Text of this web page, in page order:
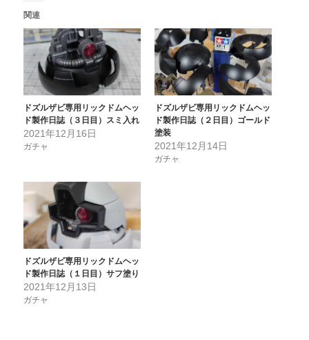
関連
ドズルザビ専用リックドムヘッ
ド製作日誌（３日目）スミ入れ
2021年12月16日
ガチャ
ドズルザビ専用リックドムヘッ
ド製作日誌（２日目）ゴールド
塗装
2021年12月14日
ガチャ
ドズルザビ専用リックドムヘッ
ド製作日誌（１日目）サフ塗り
2021年12月13日
ガチャ